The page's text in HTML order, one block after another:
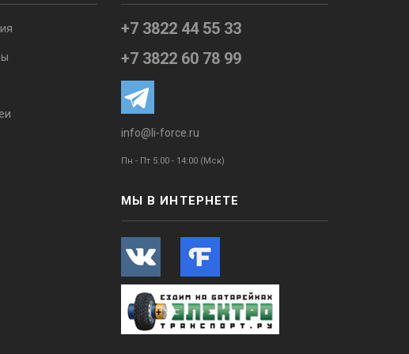
+7 3822 44 55 33
+7 3822 60 78 99
info@li-force.ru
Пн - Пт 5:00 - 14:00 (Мск)
МЫ В ИНТЕРНЕТЕ